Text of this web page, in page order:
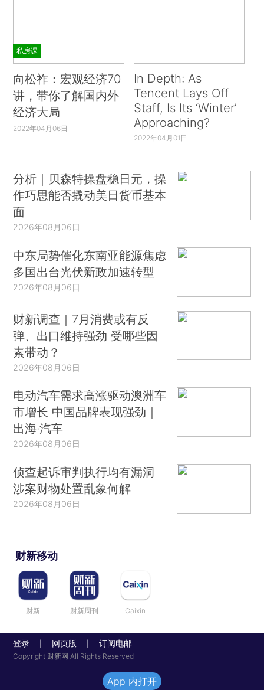
私房课
向松祚：宏观经济70
讲，带你了解国内外
经济大局
2022年04月06日
In Depth: As
Tencent Lays Off
Staff, Is Its ‘Winter’
Approaching?
2022年04月01日
分析｜贝森特操盘稳日元，操
作巧思能否撬动美日货币基本
面
2026年08月06日
中东局势催化东南亚能源焦虑
多国出台光伏新政加速转型
2026年08月06日
财新调查｜7月消费或有反
弹、出口维持强劲 受哪些因
素带动？
2026年08月06日
电动汽车需求高涨驱动澳洲车
市增长 中国品牌表现强劲｜
出海·汽车
2026年08月06日
侦查起诉审判执行均有漏洞
涉案财物处置乱象何解
2026年08月06日
财新移动
财新 财新周刊 Caixin
登录 网页版 订阅电邮
Copyright 财新网 All Rights Reserved
App 内打开